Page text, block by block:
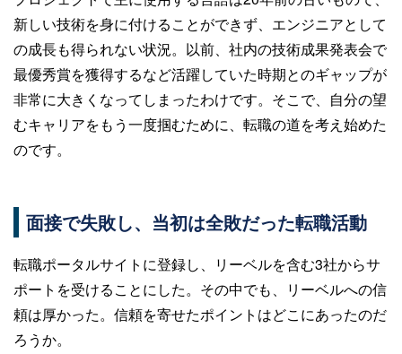
新しい技術を身に付けることができず、エンジニアとして
の成長も得られない状況。以前、社内の技術成果発表会で
最優秀賞を獲得するなど活躍していた時期とのギャップが
非常に大きくなってしまったわけです。そこで、自分の望
むキャリアをもう一度掴むために、転職の道を考え始めた
のです。
面接で失敗し、当初は全敗だった転職活動
転職ポータルサイトに登録し、リーベルを含む3社からサ
ポートを受けることにした。その中でも、リーベルへの信
頼は厚かった。信頼を寄せたポイントはどこにあったのだ
ろうか。